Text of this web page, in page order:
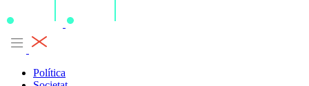
Política